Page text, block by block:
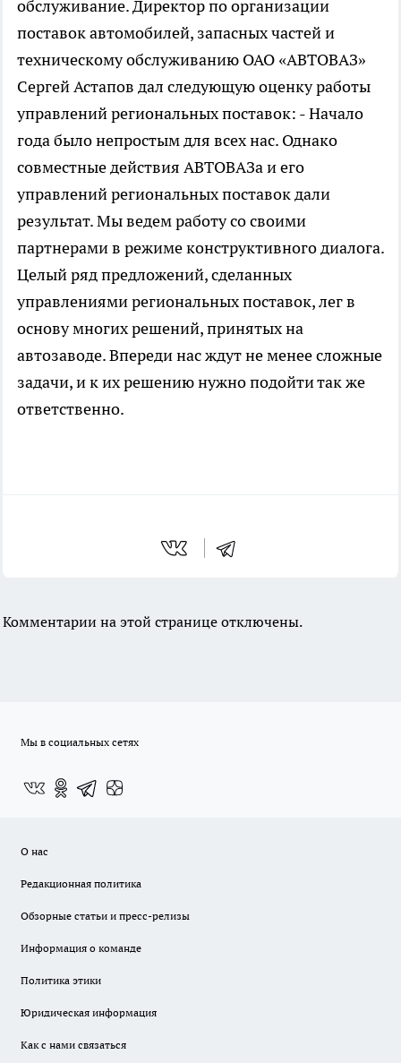
обслуживание. Директор по организации
поставок автомобилей, запасных частей и
техническому обслуживанию ОАО «АВТОВАЗ»
Сергей Астапов дал следующую оценку работы
управлений региональных поставок: - Начало
года было непростым для всех нас. Однако
совместные действия АВТОВАЗа и его
управлений региональных поставок дали
результат. Мы ведем работу со своими
партнерами в режиме конструктивного диалога.
Целый ряд предложений, сделанных
управлениями региональных поставок, лег в
основу многих решений, принятых на
автозаводе. Впереди нас ждут не менее сложные
задачи, и к их решению нужно подойти так же
ответственно.
Комментарии на этой странице отключены.
Мы в социальных сетях
О нас
Редакционная политика
Обзорные статьи и пресс-релизы
Информация о команде
Политика этики
Юридическая информация
Как с нами связаться